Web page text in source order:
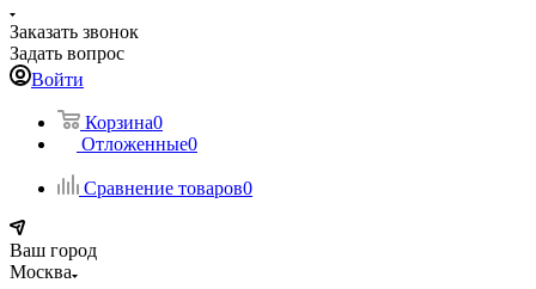
Заказать звонок
Задать вопрос
Войти
Корзина0
Отложенные0
Сравнение товаров0
Ваш город
Москва